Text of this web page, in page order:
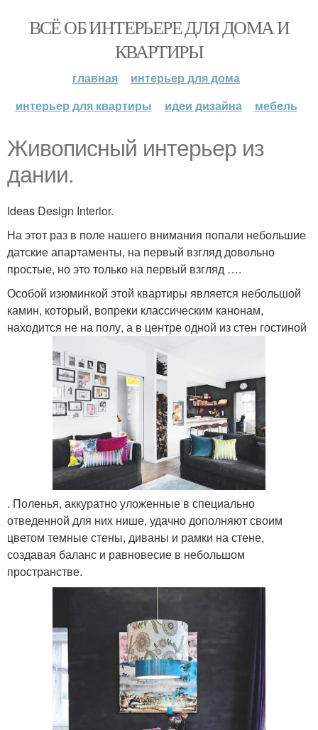
ВСЁ ОБ ИНТЕРЬЕРЕ ДЛЯ ДОМА И
КВАРТИРЫ
главная
интерьер для дома
интерьер для квартиры
идеи дизайна мебель
Живописный интерьер из
дании.
Ideas Design Interior.
На этот раз в поле нашего внимания попали небольшие
датские апартаменты, на первый взгляд довольно
простые, но это только на первый взгляд ….
Особой изюминкой этой квартиры является небольшой
камин, который, вопреки классическим канонам,
находится не на полу, а в центре одной из стен гостиной
. Поленья, аккуратно уложенные в специально
отведенной для них нише, удачно дополняют своим
цветом темные стены, диваны и рамки на стене,
создавая баланс и равновесие в небольшом
пространстве.